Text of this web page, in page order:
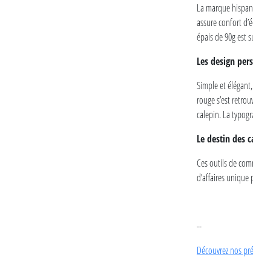
La marque
assure confort
épais de 90g est
Les design
Simple et
rouge s’est
calepin. La
Le destin des
Ces outils de
d’affaires unique
--
Découvrez nos